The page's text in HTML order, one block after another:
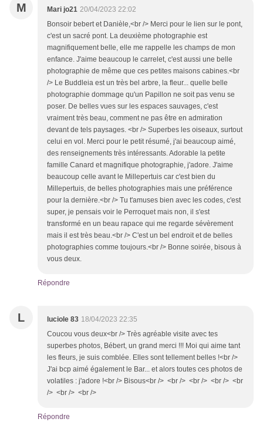
M Mari jo21 20/04/2023 22:02
Bonsoir bebert et Danièle,<br /> Merci pour le lien sur le pont,
c'est un sacré pont. La deuxième photographie est
magnifiquement belle, elle me rappelle les champs de mon
enfance. J'aime beaucoup le carrelet, c'est aussi une belle
photographie de même que ces petites maisons cabines.<br
/> Le Buddleia est un très bel arbre, la fleur... quelle belle
photographie dommage qu'un Papillon ne soit pas venu se
poser. De belles vues sur les espaces sauvages, c'est
vraiment très beau, comment ne pas être en admiration
devant de tels paysages. <br /> Superbes les oiseaux, surtout
celui en vol. Merci pour le petit résumé, j'ai beaucoup aimé,
des renseignements très intéressants. Adorable la petite
famille Canard et magnifique photographie, j'adore. J'aime
beaucoup celle avant le Millepertuis car c'est bien du
Millepertuis, de belles photographies mais une préférence
pour la dernière.<br /> Tu t'amuses bien avec les codes, c'est
super, je pensais voir le Perroquet mais non, il s'est
transformé en un beau rapace qui me regarde sévèrement
mais il est très beau.<br /> C'est un bel endroit et de belles
photographies comme toujours.<br /> Bonne soirée, bisous à
vous deux.
Répondre
L luciole 83 18/04/2023 22:35
Coucou vous deux<br /> Très agréable visite avec tes
superbes photos, Bébert, un grand merci !!! Moi qui aime tant
les fleurs, je suis comblée. Elles sont tellement belles !<br />
J'ai bcp aimé également le Bar... et alors toutes ces photos de
volatiles : j'adore !<br /> Bisous<br /> <br /> <br /> <br /> <br
/> <br /> <br />
Répondre